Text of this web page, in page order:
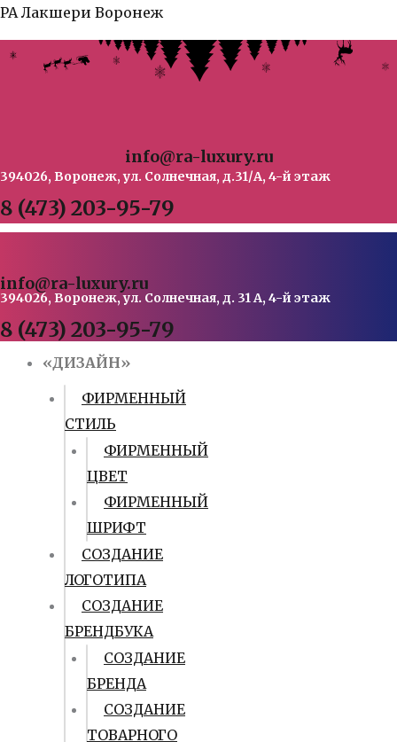
Перейти
к
содержимому
РА Лакшери Воронеж
info@ra-luxury.ru
394026, Воронеж, ул. Солнечная, д.31/А, 4-й этаж
8 (473) 203-95-79
info@ra-luxury.ru
394026, Воронеж, ул. Солнечная, д. 31 А, 4-й этаж
8 (473) 203-95-79
«ДИЗАЙН»
ФИРМЕННЫЙ
СТИЛЬ
ФИРМЕННЫЙ
ЦВЕТ
ФИРМЕННЫЙ
ШРИФТ
СОЗДАНИЕ
ЛОГОТИПА
СОЗДАНИЕ
БРЕНДБУКА
СОЗДАНИЕ
БРЕНДА
СОЗДАНИЕ
ТОВАРНОГО